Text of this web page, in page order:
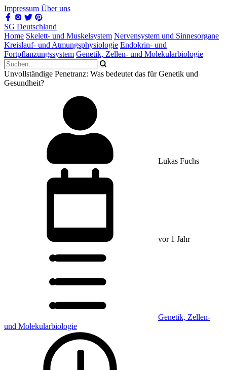
Impressum Über uns
SG Deutschland
Home Skelett- und Muskelsystem Nervensystem und Sinnesorgane
Kreislauf- und Atmungsphysiologie Endokrin- und
Fortpflanzungssystem Genetik, Zellen- und Molekularbiologie
Unvollständige Penetranz: Was bedeutet das für Genetik und
Gesundheit?
Lukas Fuchs
vor 1 Jahr
Genetik, Zellen-
und Molekularbiologie